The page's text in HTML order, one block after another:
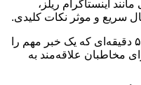
مانند اینستاگرام ریلز،
سریع و موثر نکات کلیدی.
تحلیل‌های عمقی کوتاه: ویدیوهای ۳ تا ۵ دقیقه‌ای که یک خبر مهم را
مخاطبان علاقه‌مند به